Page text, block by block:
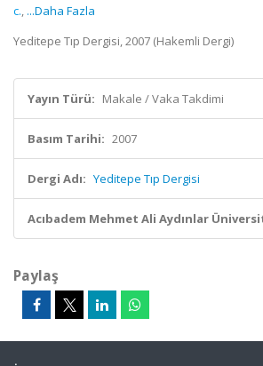
c., ...Daha Fazla
Yeditepe Tıp Dergisi, 2007 (Hakemli Dergi)
Yayın Türü: Makale / Vaka Takdimi
Basım Tarihi: 2007
Dergi Adı: Yeditepe Tıp Dergisi
Acıbadem Mehmet Ali Aydınlar
Paylaş